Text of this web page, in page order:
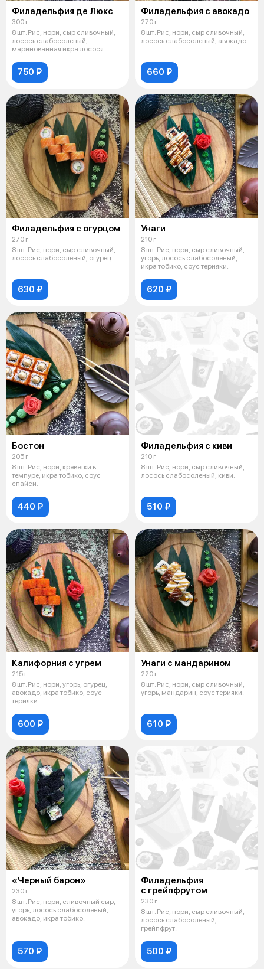
Филадельфия де Люкс
300 г
8 шт. Рис, нори, сыр сливочный,
лосось слабосоленый,
маринованная икра лосося.
750 ₽
Филадельфия с авокадо
270 г
8 шт. Рис, нори, сыр сливочный,
лосось слабосоленый, авокадо.
660 ₽
Филадельфия с огурцом
270 г
8 шт. Рис, нори, сыр сливочный,
лосось слабосоленый, огурец.
630 ₽
Унаги
210 г
8 шт. Рис, нори, сыр сливочный,
угорь, лосось слабосоленый,
икра тобико, соус терияки.
620 ₽
Бостон
205 г
8 шт. Рис, нори, креветки в
темпуре, икра тобико, соус
спайси.
440 ₽
Филадельфия с киви
210 г
8 шт. Рис, нори, сыр сливочный,
лосось слабосоленый, киви.
510 ₽
Калифорния с угрем
215 г
8 шт. Рис, нори, угорь, огурец,
авокадо, икра тобико, соус
терияки.
600 ₽
Унаги с мандарином
220 г
8 шт. Рис, нори, сыр сливочный,
угорь, мандарин, соус терияки.
610 ₽
«Черный барон»
230 г
8 шт. Рис, нори, сливочный сыр,
угорь, лосось слабосоленый,
авокадо, икра тобико.
570 ₽
Филадельфия
с грейпфрутом
230 г
8 шт. Рис, нори, сыр сливочный,
лосось слабосоленый,
грейпфрут.
500 ₽